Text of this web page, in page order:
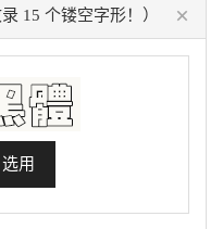
15 个镂空字形！） ×
选用